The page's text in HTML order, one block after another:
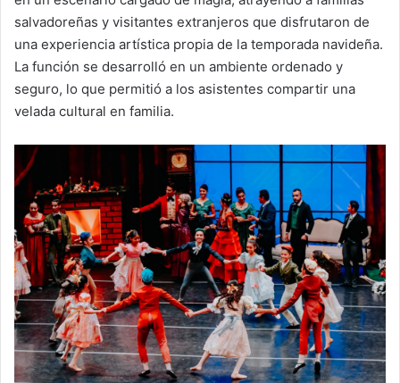
salvadoreñas y visitantes extranjeros que disfrutaron de
una experiencia artística propia de la temporada navideña.
La función se desarrolló en un ambiente ordenado y
seguro, lo que permitió a los asistentes compartir una
velada cultural en familia.